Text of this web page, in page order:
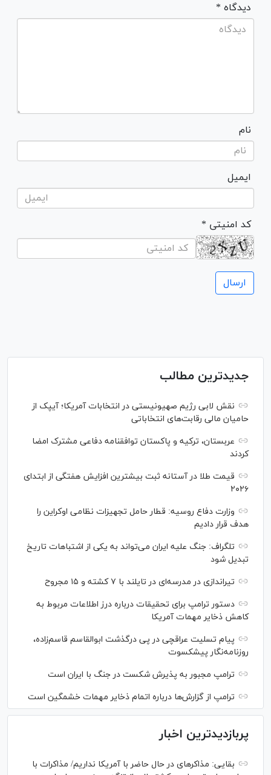
* دیدگاه
نام
ایمیل
* کد امنیتی
جدیدترین مطالب
نقش لابی رژیم صهیونیستی در انتخابات آمریکا؛ آیپک از
حامیان مالی رقابت‌های انتخاباتی
عربستان، ترکیه و پاکستان توافقنامه دفاعی مشترک امضا
کردند
قیمت طلا در آستانه ثبت بیشترین افزایش هفتگی از ابتدای
۲۰۲۶
وزارت دفاع روسیه: قطار حامل تجهیزات نظامی اوکراین را
هدف قرار دادیم
تلگراف: جنگ علیه ایران می‌تواند به یکی از اشتباهات تاریخ
تبدیل شود
تیراندازی در مدرسه‌ای در تایلند با ۷ کشته و ۱۵ مجروح
دستور ترامپ برای تحقیقات درباره درز اطلاعات مربوط به
کاهش ذخایر مهمات آمریکا
پیام تسلیت عراقچی در پی درگذشت ابوالقاسم قاسم‌زاده،
روزنامه‌نگار پیشکسوت
ترامپ مجبور به پذیرش شکست در جنگ با ایران است
ترامپ از گزارش‌ها درباره اتمام ذخایر مهمات خشمگین است
پربازدیدترین اخبار
بقایی: مذاکره‎ای در حال حاضر با آمریکا نداریم/ مذاکرات با